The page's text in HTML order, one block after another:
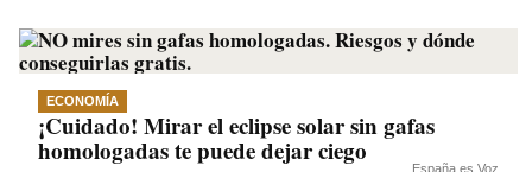
ECONOMÍA
¡Cuidado! Mirar el eclipse solar sin gafas
homologadas te puede dejar ciego
España es Voz